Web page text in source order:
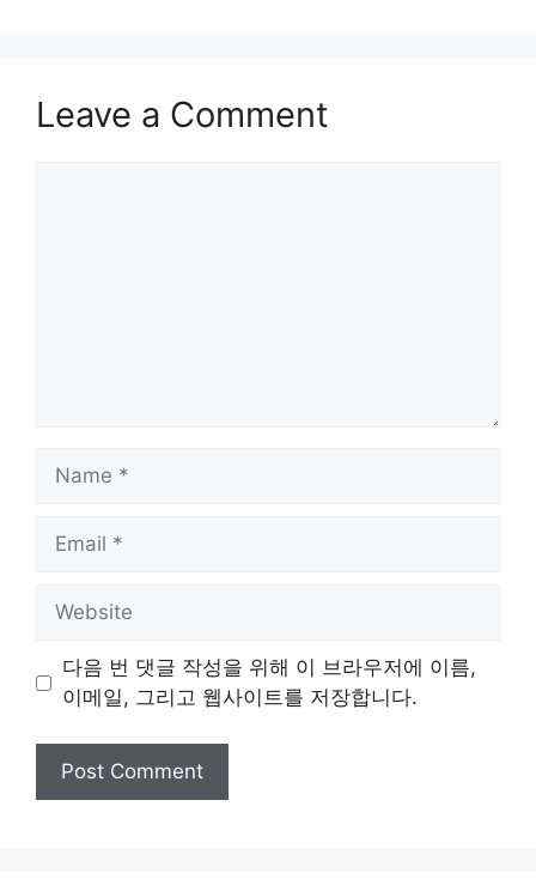
Leave a Comment
Name
Email
Website
다음 번 댓글 작성을 위해 이 브라우저에 이름,
이메일, 그리고 웹사이트를 저장합니다.